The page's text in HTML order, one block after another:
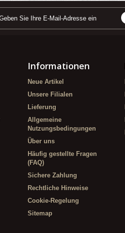
Informationen
Neue Artikel
Unsere Filialen
Lieferung
Allgemeine
Nutzungsbedingungen
Über uns
Häufig gestellte Fragen
(FAQ)
Sichere Zahlung
Rechtliche Hinweise
Cookie-Regelung
Sitemap